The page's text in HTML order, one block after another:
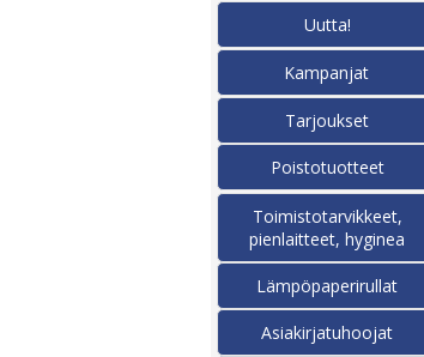
Uutta!
Kampanjat
Tarjoukset
Poistotuotteet
Toimistotarvikkeet,
pienlaitteet, hyginea
Lämpöpaperirullat
Asiakirjatuhoojat